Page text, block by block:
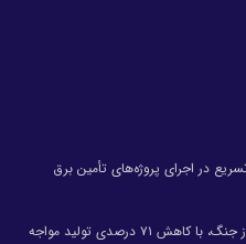
در اجرای پروژه‌های تأمین برق
پتروشیمی اروند پس از اختلالات ناشی از جنگ، با کاهش ۷۱ درصدی تولید مواجه